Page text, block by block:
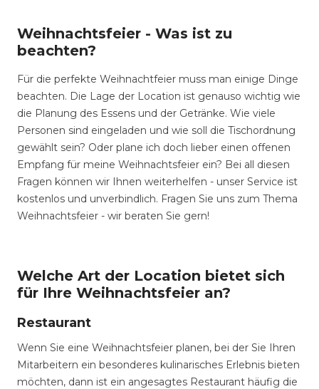
Weihnachtsfeier - Was ist zu
beachten?
Für die perfekte Weihnachtfeier muss man einige Dinge
beachten. Die Lage der Location ist genauso wichtig wie
die Planung des Essens und der Getränke. Wie viele
Personen sind eingeladen und wie soll die Tischordnung
gewählt sein? Oder plane ich doch lieber einen offenen
Empfang für meine Weihnachtsfeier ein? Bei all diesen
Fragen können wir Ihnen weiterhelfen - unser Service ist
kostenlos und unverbindlich. Fragen Sie uns zum Thema
Weihnachtsfeier - wir beraten Sie gern!
Welche Art der Location bietet sich
für Ihre Weihnachtsfeier an?
Restaurant
Wenn Sie eine Weihnachtsfeier planen, bei der Sie Ihren
Mitarbeitern ein besonderes kulinarisches Erlebnis bieten
möchten, dann ist ein angesagtes Restaurant häufig die